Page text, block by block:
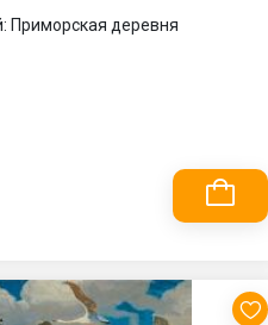
Приморская деревня